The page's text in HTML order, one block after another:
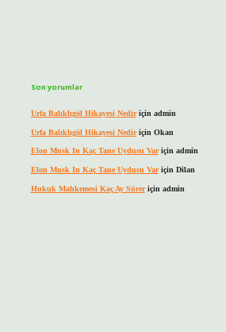
Son yorumlar
Urfa Balıklıgöl Hikayesi Nediriçin admin
Urfa Balıklıgöl Hikayesi Nediriçin Okan
Elon Musk In Kaç Tane Uydusu Variçin admin
Elon Musk In Kaç Tane Uydusu Variçin Dilan
Hukuk Mahkemesi Kaç Ay Süreriçin admin